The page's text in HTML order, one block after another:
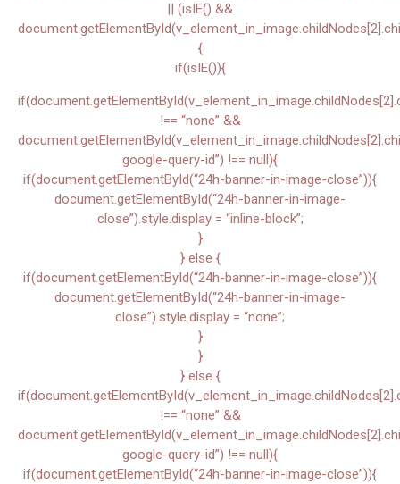
|| (isIE() &&
{
if(isIE()){
!== “none” &&
google-query-id”) !== null){
if(document.getElementById(“24h-banner-in-image-close”)){
document.getElementById(“24h-banner-in-image-
close”).style.display = “inline-block”;
}
} else {
if(document.getElementById(“24h-banner-in-image-close”)){
document.getElementById(“24h-banner-in-image-
close”).style.display = “none”;
}
}
} else {
!== “none” &&
google-query-id”) !== null){
if(document.getElementById(“24h-banner-in-image-close”)){